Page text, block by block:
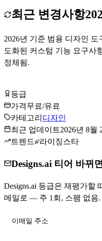
최근 변경사항
2026년 기준 범용 디자인
도화된 커스텀 기능 요구사
정체됨.
등급
가격무료/유료
카테고리 디자인
최근 업데이트2026년 8월
트렌드
라이징스타
Designs.ai 티어 바뀌
Designs.ai 등급은 재평가할
메일로 — 주 1회, 스팸 없음.